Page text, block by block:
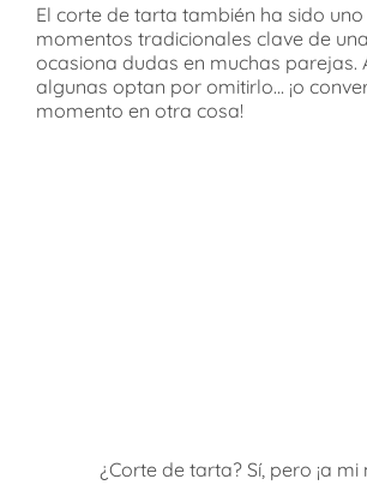
El corte de tarta también ha sido
momentos tradicionales clave de
ocasiona dudas en muchas parejas.
algunas optan por omitirlo… ¡o
momento en otra cosa!
¿Corte de tarta? Sí, pero ¡a mi